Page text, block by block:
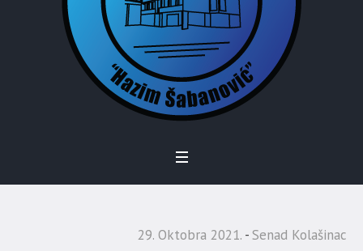
29. Oktobra 2021. Senad Kolašinac